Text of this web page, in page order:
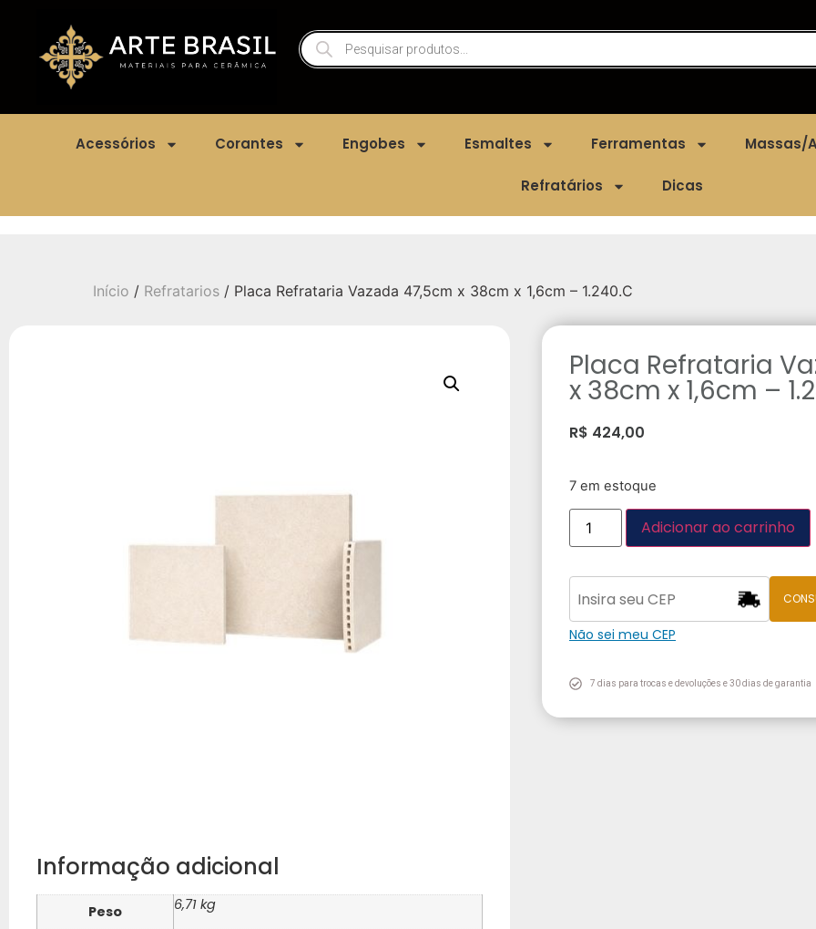
Acessórios Corantes Engobes Esmaltes Ferramentas Massas/
Refratários Dicas
Início / Refratarios / Placa Refrataria Vazada 47,5cm x 38cm x 1,6cm – 1.240.C
Informação adicional
Peso 6,71 kg
Placa Refrataria
x 38cm x 1,6cm –
R$ 424,00
7 em estoque
Adicionar ao carrinho
Não sei meu CEP
7 dias para trocas e devoluções e 30 dias de garantia